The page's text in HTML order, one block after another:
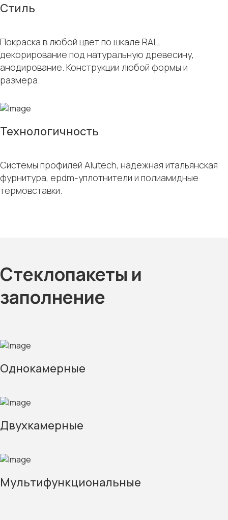
Стиль
Покраска в любой цвет по шкале RAL,
декорирование под натуральную древесину,
анодирование. Конструкции любой формы и
размера.
Технологичность
Системы профилей Alutech, надежная итальянская
фурнитура, epdm-уплотнители и полиамидные
термовставки.
Стеклопакеты и
заполнение
Однокамерные
Двухкамерные
Мультифункциональные